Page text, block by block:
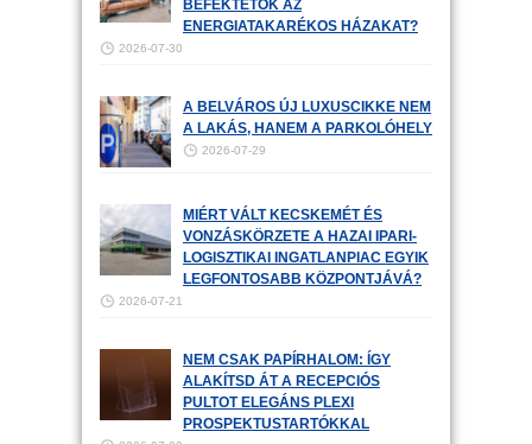
BEFEKTETŐK AZ
ENERGIATAKARÉKOS HÁZAKAT?
2026-07-30
A BELVÁROS ÚJ LUXUSCIKKE NEM
A LAKÁS, HANEM A PARKOLÓHELY
2026-07-29
MIÉRT VÁLT KECSKEMÉT ÉS
VONZÁSKÖRZETE A HAZAI IPARI-
LOGISZTIKAI INGATLANPIAC EGYIK
LEGFONTOSABB KÖZPONTJÁVÁ?
2026-07-21
NEM CSAK PAPÍRHALOM: ÍGY
ALAKÍTSD ÁT A RECEPCIÓS
PULTOT ELEGÁNS PLEXI
PROSPEKTUSTARTÓKKAL